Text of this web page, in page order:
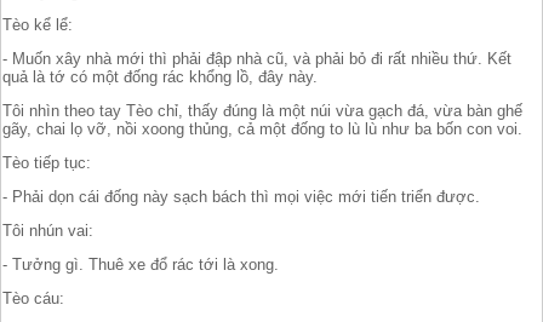
Tèo kể lể:
- Muốn xây nhà mới thì phải đập nhà cũ, và phải bỏ đi rất nhiều thứ. Kết
quả là tớ có một đống rác khổng lồ, đây này.
Tôi nhìn theo tay Tèo chỉ, thấy đúng là một núi vừa gạch đá, vừa bàn ghế
gãy, chai lọ vỡ, nồi xoong thủng, cả một đống to lù lù như ba bốn con voi.
Tèo tiếp tục:
- Phải dọn cái đống này sạch bách thì mọi việc mới tiến triển được.
Tôi nhún vai:
- Tưởng gì. Thuê xe đổ rác tới là xong.
Tèo cáu: